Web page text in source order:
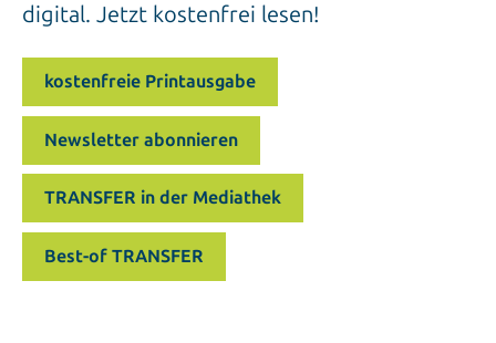
digital. Jetzt kostenfrei lesen!
kostenfreie Printausgabe
Newsletter abonnieren
TRANSFER in der Mediathek
Best-of TRANSFER